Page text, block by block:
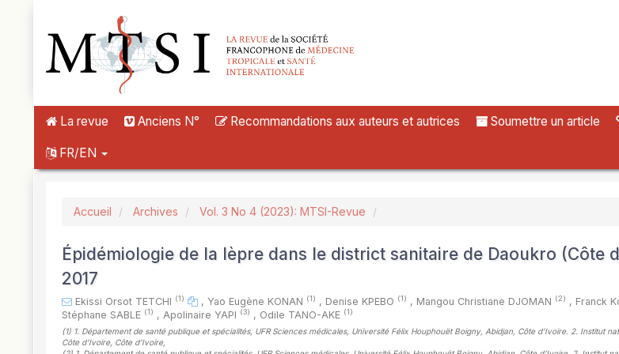
##plugins.themes.novelty.accessible_menu.main_navigation##
##plugins.themes.novelty.accessible_menu.main_content##
##plugins.themes.novelty.accessible_menu.sidebar##
La revue Anciens N° Recommandations aux auteurs et autrices Soumettre un article
FR/EN
Accueil Archives Vol. 3 No 4 (2023): MTSI-Revue
Épidémiologie de la lèpre dans le district sanitaire de Daoukro (Côte
2017
Ekissi Orsot TETCHI (1) , Yao Eugène KONAN (1) , Denise KPEBO (1) , Mangou Christiane DJOMAN (2) , Franck
Stéphane SABLE (1) , Apolinaire YAPI (3) , Odile TANO-AKE (1)
(1) 1. Département de santé publique et spécialités, UFR Sciences médicales, Université Félix Houphouët Boigny, Abidjan, Côte d’Ivoire. 2. Institut
Côte d’Ivoire, Côte d'Ivoire,